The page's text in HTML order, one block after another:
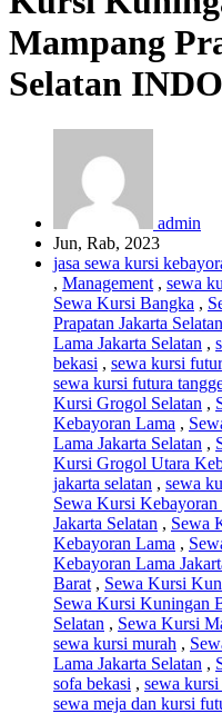
Mampang
Selatan
admin
Jun, Rab, 2023
jasa sewa kursi
, Management , sewa
Sewa Kursi Bangka ,
Prapatan Jakarta Selatan
Lama Jakarta Selatan ,
bekasi , sewa kursi
sewa kursi futura
Kursi Grogol Selatan ,
Kebayoran Lama ,
Lama Jakarta Selatan ,
Kursi Grogol Utara
jakarta selatan , sewa
Sewa Kursi
Jakarta Selatan , Sewa
Kebayoran Lama ,
Kebayoran Lama
Barat , Sewa Kursi
Sewa Kursi Kuningan
Selatan , Sewa Kursi
sewa kursi murah ,
Lama Jakarta Selatan ,
sofa bekasi , sewa
sewa meja dan kursi